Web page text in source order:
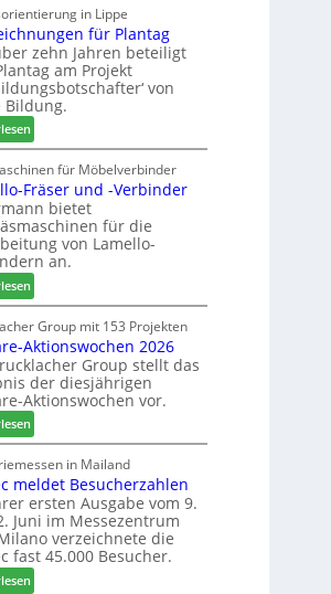
t
i
m
e
n
t
z
u
m
T
r
e
f
f
e
i
n
a
r
t
i
n
:
N
e
u
e
r
G
e
s
c
h
ä
f
t
s
f
ü
h
r
e
r
in Lippe
für Plantag
zehn Jahren beteiligt
am Projekt
von
Bildung.
:
A
u
s
z
e
i
c
h
n
u
n
g
e
n
f
ü
r
P
l
a
n
t
a
für Möbelverbinder
Fräser und -Verbinder
bietet
für die
von Lamello-
an.
:
L
a
m
e
l
l
o
-
F
r
ä
s
e
r
u
Group mit 153 Projekten
Aktionswochen 2026
Group stellt das
der diesjährigen
Aktionswochen vor.
:
W
e
C
a
r
e
-
A
in Mailand
meldet Besucherzahlen
ersten Ausgabe vom 9.
Juni im Messezentrum
verzeichnete die
fast 45.000 Besucher.
: